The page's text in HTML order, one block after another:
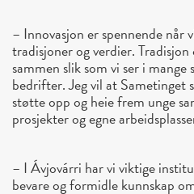
– Innovasjon er spennende når
tradisjoner og verdier.
sammen slik som vi ser i mange
bedrifter. Jeg vil at Sametinget
støtte opp og heie frem unge
prosjekter og egne
– I Ávjovárri har vi viktige
bevare og formidle kunnskap